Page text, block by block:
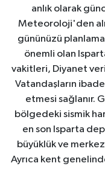
anlık olarak
Meteoroloji'den
gününüzü
önemli olan
vakitleri, Diyanet
Vatandaşların
etmesi sağlanır.
bölgedeki sismik
en son Isparta
büyüklük ve merkez
Ayrıca kent